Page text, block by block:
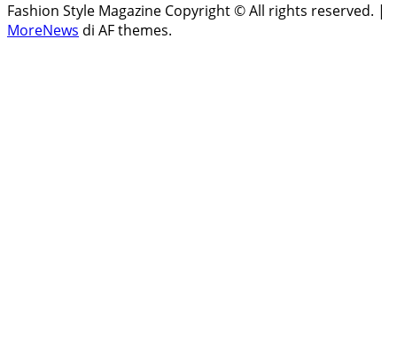
Fashion Style Magazine Copyright © All rights reserved. |
MoreNews di AF themes.